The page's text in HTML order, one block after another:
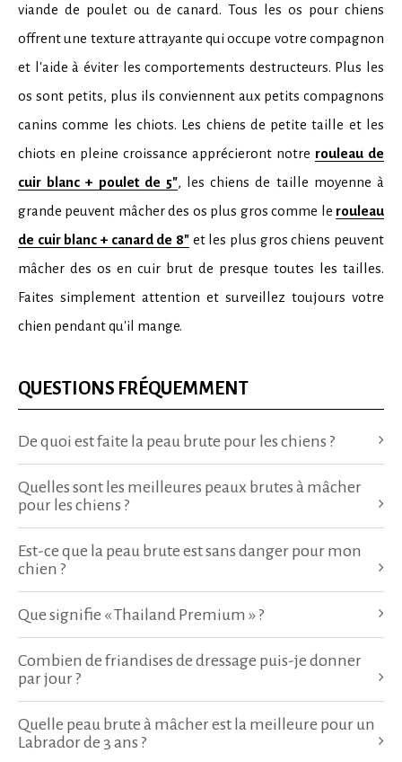
viande de poulet ou de canard. Tous les os pour chiens
offrent une texture attrayante qui occupe votre compagnon
et l'aide à éviter les comportements destructeurs. Plus les
os sont petits, plus ils conviennent aux petits compagnons
canins comme les chiots. Les chiens de petite taille et les
chiots en pleine croissance apprécieront notre rouleau de
cuir blanc + poulet de 5", les chiens de taille moyenne à
grande peuvent mâcher des os plus gros comme le rouleau
de cuir blanc + canard de 8" et les plus gros chiens peuvent
mâcher des os en cuir brut de presque toutes les tailles.
Faites simplement attention et surveillez toujours votre
chien pendant qu'il mange.
QUESTIONS FRÉQUEMMENT
De quoi est faite la peau brute pour les chiens ?
Quelles sont les meilleures peaux brutes à mâcher
pour les chiens ?
Est-ce que la peau brute est sans danger pour mon
chien ?
Que signifie « Thailand Premium » ?
Combien de friandises de dressage puis-je donner
par jour ?
Quelle peau brute à mâcher est la meilleure pour un
Labrador de 3 ans ?